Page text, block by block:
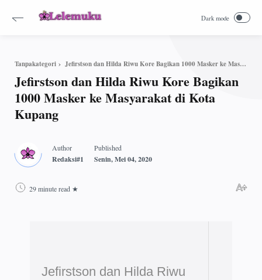
Tanpakategori Jefirstson dan Hilda Riwu Kore Bagikan 1000 Masker ke Masyarakat di Kota Kupang
Jefirstson dan Hilda Riwu Kore Bagikan
1000 Masker ke Masyarakat di Kota
Kupang
29 minute read
Jefirstson dan Hilda Riwu